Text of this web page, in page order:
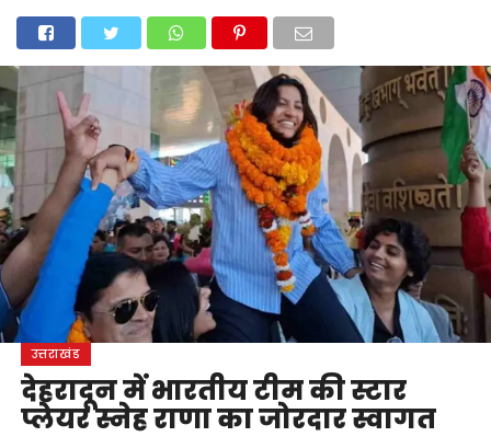
उत्तराखंड अल्मोड़ा उत्तरकाशी उधम सिंह नगर चंपावत
टिहरी गढ़वाल
देहरादून
नैनीताल पिथौरागढ़ पौड़ी गढ़वालबागेश्वररुद्रप्रयाग हरिद्वारदेशदुनिया
मनोरंजन
उत्तराखंड
देहरादून में भारतीय टीम की स्टार
प्लेयर स्नेह राणा का जोरदार स्वागत